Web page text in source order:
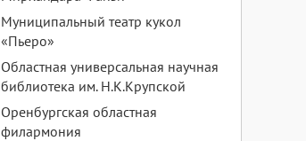
Муниципальный театр кукол
«Пьеро»
Областная универсальная научная
библиотека им. Н.К.Крупской
Оренбургская областная
филармония